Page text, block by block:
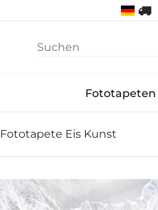
Fototapeten
Fototapete Eis Kunst